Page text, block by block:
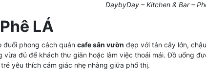
DaybyDay – Kitchen & Bar –
LÁ
đuổi phong cách quán cafe sân vườn đẹp với tán cây lớn,
vừa đủ để khách thư giãn hoặc làm việc thoải mái. Đồ uống
yêu thích cảm giác nhẹ nhàng giữa phố thị.